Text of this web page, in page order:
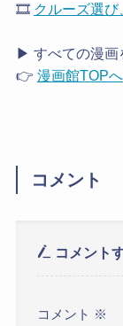
🎞️ クルーズ選
▶ すべての漫画
👉 漫画館TOPへ
コメント
コメント
コメント ※